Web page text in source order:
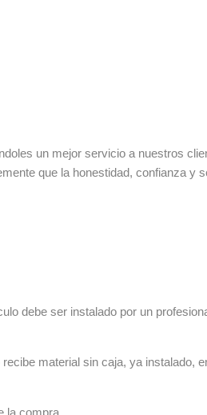
un mejor servicio a nuestros
que la honestidad, confianza y
debe ser instalado por un
material sin caja, ya instalado,
la compra.